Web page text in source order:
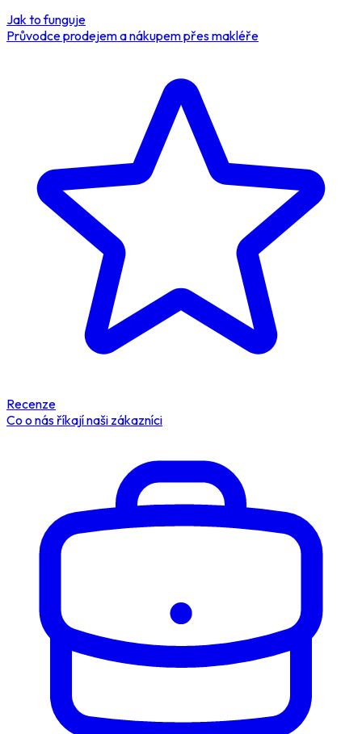
Jak to funguje
Průvodce prodejem a nákupem přes makléře
Recenze
Co o nás říkají naši zákazníci